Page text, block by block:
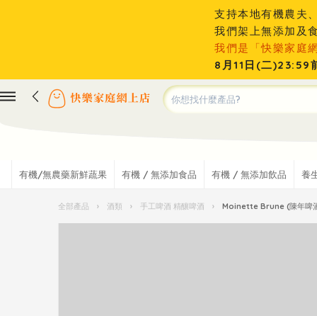
支持本地有機農夫
我們架上無添加及
我們是「快樂家庭
8月11日(二)23:59
有機/無農藥新鮮蔬果 有機 / 無添加食品 有機 / 無添加飲品 養
全部產品 › 酒類 › 手工啤酒 精釀啤酒 › Moinette Brune (陳年啤